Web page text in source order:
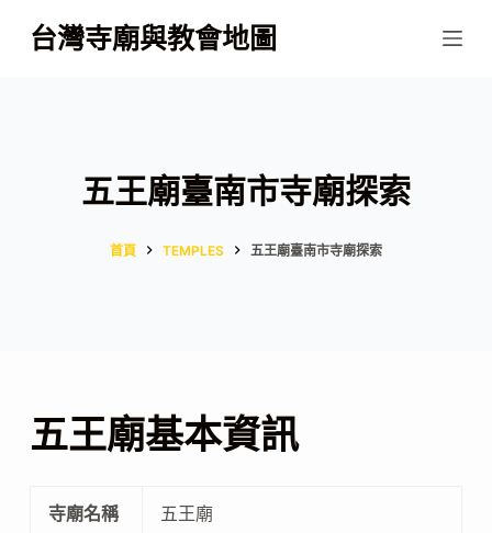
跳
至
台灣寺廟與教會地圖
五王廟臺南市寺廟探索
首頁 TEMPLES 五王廟臺南市寺廟探索
五王廟基本資訊
寺廟名稱 五王廟